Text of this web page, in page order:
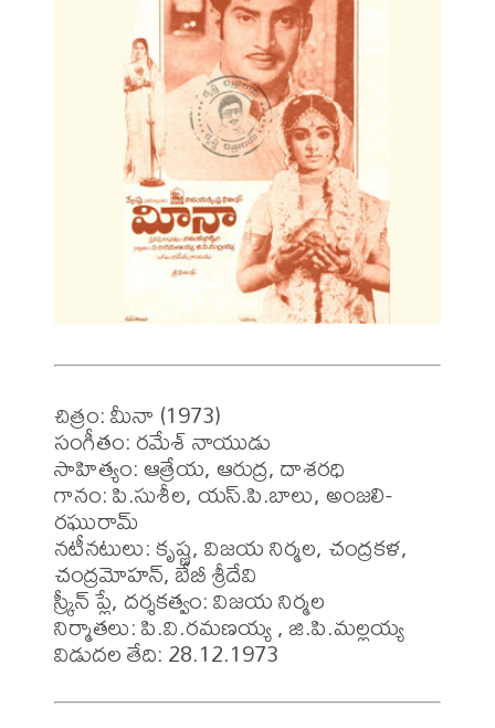
చిత్రం: మీనా (1973)
సంగీతం: రమేశ్ నాయుడు
సాహిత్యం: ఆత్రేయ, ఆరుద్ర, దాశరధి
గానం: పి.సుశీల, యస్.పి.బాలు, అంజలి-
రఘురామ్
నటీనటులు: కృష్ణ, విజయ నిర్మల, చంద్రకళ,
చంద్రమోహన్, బేబీ శ్రీదేవి
స్క్రీన్ ప్లే, దర్శకత్వం: విజయ నిర్మల
నిర్మాతలు: పి.వి.రమణయ్య , జి.పి.మల్లయ్య
విడుదల తేది: 28.12.1973